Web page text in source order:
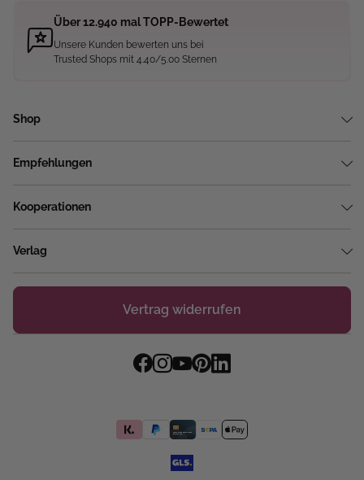
Über 12.940 mal TOPP-Bewertet
Unsere Kunden bewerten uns bei
Trusted Shops mit 4.40/5.00 Sternen
Shop
Empfehlungen
Kooperationen
Verlag
Vertrag widerrufen